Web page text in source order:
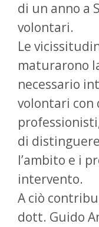
di un anno a
volontari.
Le
maturarono
necessario
volontari con
di
l’ambito e i
intervento.
A ciò
dott. Guido